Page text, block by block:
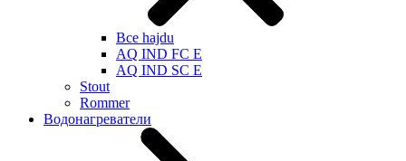
Все hajdu
AQ IND FC E
AQ IND SC E
Stout
Rommer
Водонагреватели